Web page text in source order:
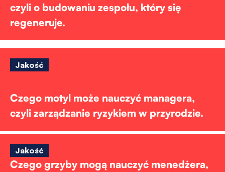
czyli o budowaniu zespołu, który się
regeneruje.
Jakość
Czego motyl może nauczyć managera,
czyli zarządzanie ryzykiem w przyrodzie.
Jakość
Czego grzyby mogą nauczyć menedżera,